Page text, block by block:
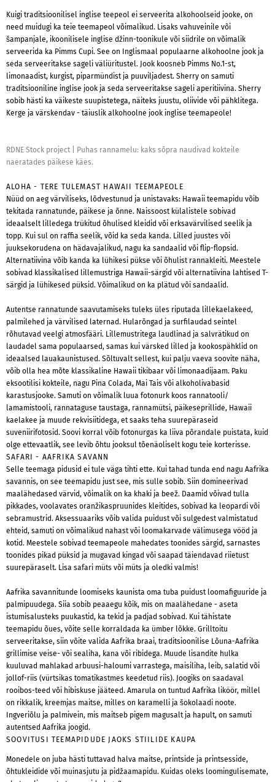
Kuigi traditsioonilisel inglise teepeol ei serveerita alkohoolseid jooke, on
need muidugi ka teie teemapeol võimalikud. Lisaks vahuveinile või
šampanjale, ikoonilisele inglise džinn-toonikule või siidrile on võimalik
serveerida ka Pimms Cupi. See on Inglismaal populaarne alkohoolne jook ja
seda serveeritakse sageli väliüritustel. Jook koosneb Pimms No.1-st,
limonaadist, kurgist, piparmündist ja puuviljadest. Sherry on samuti
traditsiooniline inglise jook ja seda serveeritakse sageli aperitiivina. Sherry
sobib hästi ka väikeste suupistetega, näiteks juustu, oliivide või pähklitega.
Kerge ja värskendav - täiuslik alkohoolne jook inglise teemapeole!
RDNE Stock project
Puhas rannamelu: kaks sõpra naudivad kokteile
naeratades päikese käes.
ALOHA - TERE TULEMAST HAWAII TEEMAPEOLE
Nüüd on aeg värviliseks, lõdvestunud ja unistavaks: Hawaii teemapidu võib
tekitada rannatunde, päikese ja õnne. Naissoost külalistele sobivad
ideaalselt lilledega trükitud õhulised kleidid või erksavärvilised seelik ja
topp. Kui sul on raffia seelik, võid ka seda kanda. Lilled juustes või
juuksekorudena on hädavajalikud, nagu ka sandaalid või flip-flopsid.
Alternatiivina võib kanda ka lühikesi pükse või õhulist rannakleiti. Meestele
sobivad klassikalised lillemustriga Hawaii-särgid või alternatiivina lahtised T-
särgid ja lühikesed püksid. Võimalikud on ka plätud või sandaalid.
Autentse rannatunde saavutamiseks tuleks üles riputada lillekaelakeed,
palmilehed ja värvilised laternad. Hularõngad ja surfilaudad seintel
rõhutavad veelgi atmosfääri. Lillemustritega laudlinad ja salvrätikud on
laudadel sama populaarsed, samas kui värsked lilled ja kookospähklid on
ideaalsed lauakaunistused. Sõltuvalt sellest, kui palju vaeva soovite näha,
võib olla hea mõte klassikaline Hawaii tikibaar või limonaadijaam. Paku
eksootilisi kokteile, nagu Pina Colada, Mai Tais või alkoholivabasid
karastusjooke. Samuti on võimalik luua fotonurk koos rannatooli/
lamamistooli, rannataguse taustaga, rannamütsi, päikeseprillide, Hawaii
kaelakee ja muude rekvisiitidega, et saaks teha suurepäraseid
suveniirifotosid. Soovi korral võib fotonurgas ka liiva põrandale puistata, kuid
olge ettevaatlik, see levib õhtu jooksul tõenäoliselt kogu teie korterisse.
SAFARI - AAFRIKA SAVANN
Selle teemaga pidusid ei tule väga tihti ette. Kui tahad tunda end nagu Aafrika
savannis, on see teemapidu just see, mis sulle sobib. Siin domineerivad
maalähedased värvid, võimalik on ka khaki ja beež. Daamid võivad tulla
pikkades, voolavates oranžikaspruunides kleitides, sobivad ka leopardi või
sebramustrid. Aksessuaariks võib valida puidust või sulgedest valmistatud
ehteid, samuti on võimalikud nahast või loomakarvade välimusega vööd ja
kotid. Meestele sobivad teemapeole mahedates toonides särgid, sarnastes
toonides pikad püksid ja mugavad kingad või saapad täiendavad riietust
suurepäraselt. Lisa safari müts või müts ja oledki valmis!
Aafrika savannitunde loomiseks kaunista oma tuba puidust loomafiguuride ja
palmipuudega. Siia sobib peaaegu kõik, mis on maalähedane - aseta
istumisalusteks puukastid, ka tekid ja padjad sobivad. Kui tähistate
teemapidu õues, võite selle korraldada ka ümber lõkke. Grilltoitu
serveeritakse, siin võite valida Aafrika braai, traditsioonilise Lõuna-Aafrika
grillimise veise- või sealiha, kana või ribidega. Muude lisandite hulka
kuuluvad mahlakad arbuusi-haloumi varrastega, maisiliha, leib, salatid või
jollof-riis (vürtsikas tomatikastmes keedetud riis). Joogiks on saadaval
rooibos-teed või hibiskuse jääteed. Amarula on tuntud Aafrika liköör, millel
on rikkalik, kreemjas maitse, milles on karamelli ja šokolaadi noote.
Ingveriõlu ja palmivein, mis maitseb pigem magusalt ja hapult, on samuti
autentsed Aafrika joogid.
SOOVITUSI TEEMAPIDUDE JAOKS STIILIDE KAUPA
Monedele on juba hästi tuttavad halva maitse, printside ja printsesside,
õhtukleidide või muinasjutu ja pidžaamapidu. Kuidas oleks loomingulisemate,